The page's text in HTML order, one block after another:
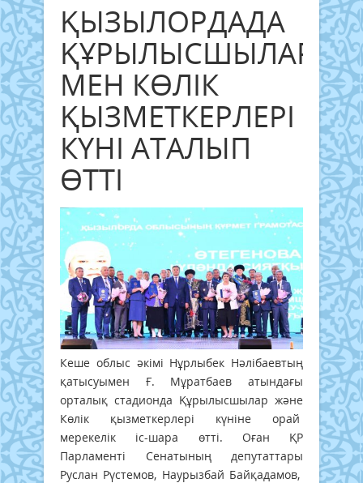
ҚЫЗЫЛОРДАДА
ҚҰРЫЛЫСШЫЛАР
МЕН КӨЛІК
ҚЫЗМЕТКЕРЛЕРІ
КҮНІ АТАЛЫП
ӨТТІ
Кеше облыс әкімі Нұрлыбек Нәлібаевтың
қатысуымен Ғ. Мұратбаев атындағы
орталық стадионда Құрылысшылар және
Көлік қызметкерлері күніне орай
мерекелік іс-шара өтті. Оған ҚР
Парламенті Сенатының депутаттары
Руслан Рүстемов, Наурызбай Байқадамов,